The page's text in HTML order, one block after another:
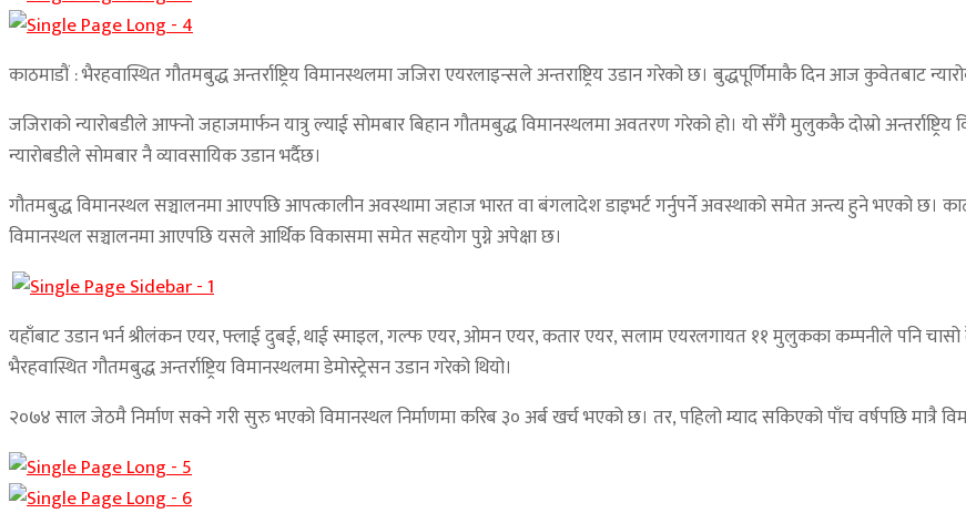
काठमाडौं : भैरहवास्थित गौतमबुद्ध अन्तर्राष्ट्रिय विमानस्थलमा जजिरा एयरलाइन्सले अन्तराष्ट्रिय उडान गरेको छ। बुद्धपूर्णिमाकै दिन आज कुवेतबाट
जजिराको न्यारोबडीले आफ्नो जहाजमार्फन यात्रु ल्याई सोमबार बिहान गौतमबुद्ध विमानस्थलमा अवतरण गरेको हो। यो सँगै मुलुककै दोस्रो
न्यारोबडीले सोमबार नै व्यावसायिक उडान भर्दैछ।
गौतमबुद्ध विमानस्थल सञ्चालनमा आएपछि आपत्कालीन अवस्थामा जहाज भारत वा बंगलादेश डाइभर्ट गर्नुपर्ने अवस्थाको समेत अन्त्य हुने भएको छ।
विमानस्थल सञ्चालनमा आएपछि यसले आर्थिक विकासमा समेत सहयोग पुग्ने अपेक्षा छ।
यहाँबाट उडान भर्न श्रीलंकन एयर, फ्लाई दुबई, थाई स्माइल, गल्फ एयर, ओमन एयर, कतार एयर, सलाम एयरलगायत ११ मुलुकका कम्पनीले पनि
भैरहवास्थित गौतमबुद्ध अन्तर्राष्ट्रिय विमानस्थलमा डेमोस्ट्रेसन उडान गरेको थियो।
२०७४ साल जेठमै निर्माण सक्ने गरी सुरु भएको विमानस्थल निर्माणमा करिब ३० अर्ब खर्च भएको छ। तर, पहिलो म्याद सकिएको पाँच वर्षपछि मात्रै